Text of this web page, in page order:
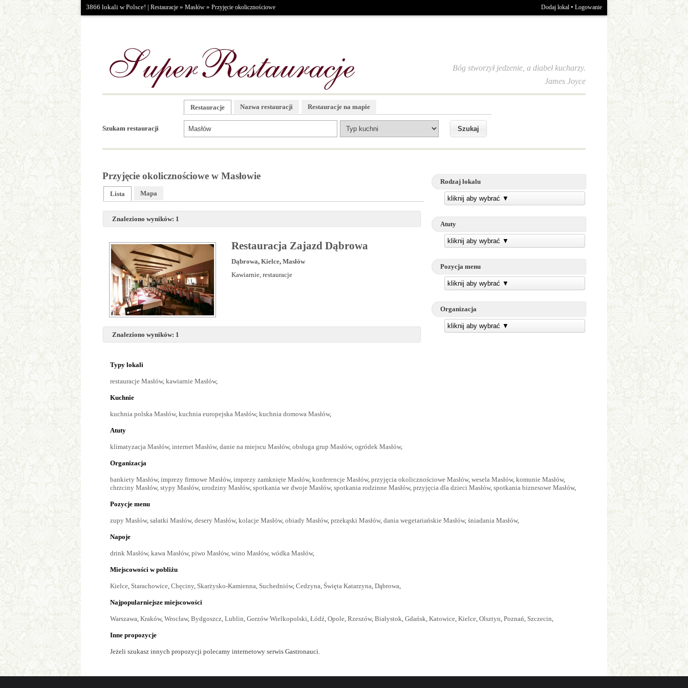
3866 lokali w Polsce! | Restauracje » Masłów » Przyjęcie okolicznościowe Dodaj lokal • Logowanie
Bóg stworzył jedzenie, a diabeł kucharzy.
James Joyce
Szukam restauracji
Restauracje Nazwa restauracji Restauracje na mapie
Rodzaj lokalu
kliknij aby wybrać ▼
Atuty
kliknij aby wybrać ▼
Pozycja menu
kliknij aby wybrać ▼
Organizacja
kliknij aby wybrać ▼
Przyjęcie okolicznościowe w Masłowie
Lista Mapa
Znaleziono wyników: 1
Restauracja Zajazd Dąbrowa
Dąbrowa, Kielce, Masłów
Kawiarnie, restauracje
Znaleziono wyników: 1
Typy lokali
restauracje Masłów, kawiarnie Masłów,
Kuchnie
kuchnia polska Masłów, kuchnia europejska Masłów, kuchnia domowa Masłów,
Atuty
klimatyzacja Masłów, internet Masłów, danie na miejscu Masłów, obsługa grup Masłów, ogródek Masłów,
Organizacja
bankiety Masłów, imprezy firmowe Masłów, imprezy zamknięte Masłów, konferencje Masłów, przyjęcia okolicznościowe Masłów, wesela Masłów, komunie Masłów,
chrzciny Masłów, stypy Masłów, urodziny Masłów, spotkania we dwoje Masłów, spotkania rodzinne Masłów, przyjęcia dla dzieci Masłów, spotkania biznesowe Masłów,
Pozycje menu
zupy Masłów, sałatki Masłów, desery Masłów, kolacje Masłów, obiady Masłów, przekąski Masłów, dania wegetariańskie Masłów, śniadania Masłów,
Napoje
drink Masłów, kawa Masłów, piwo Masłów, wino Masłów, wódka Masłów,
Miejscowości w pobliżu
Kielce Starachowice Chęciny, Skarżysko-Kamienna Suchedniów, Cedzyna Święta Katarzyna Dąbrowa
Najpopularniejsze miejscowości
Warszawa Kraków, Wrocław, Bydgoszcz Lublin Gorzów Wielkopolski Łódź Opole Rzeszów, Białystok Gdańsk Katowice Kielce Olsztyn Poznań Szczecin
Inne propozycje
Jeżeli szukasz innych propozycji polecamy internetowy serwis Gastronauci.